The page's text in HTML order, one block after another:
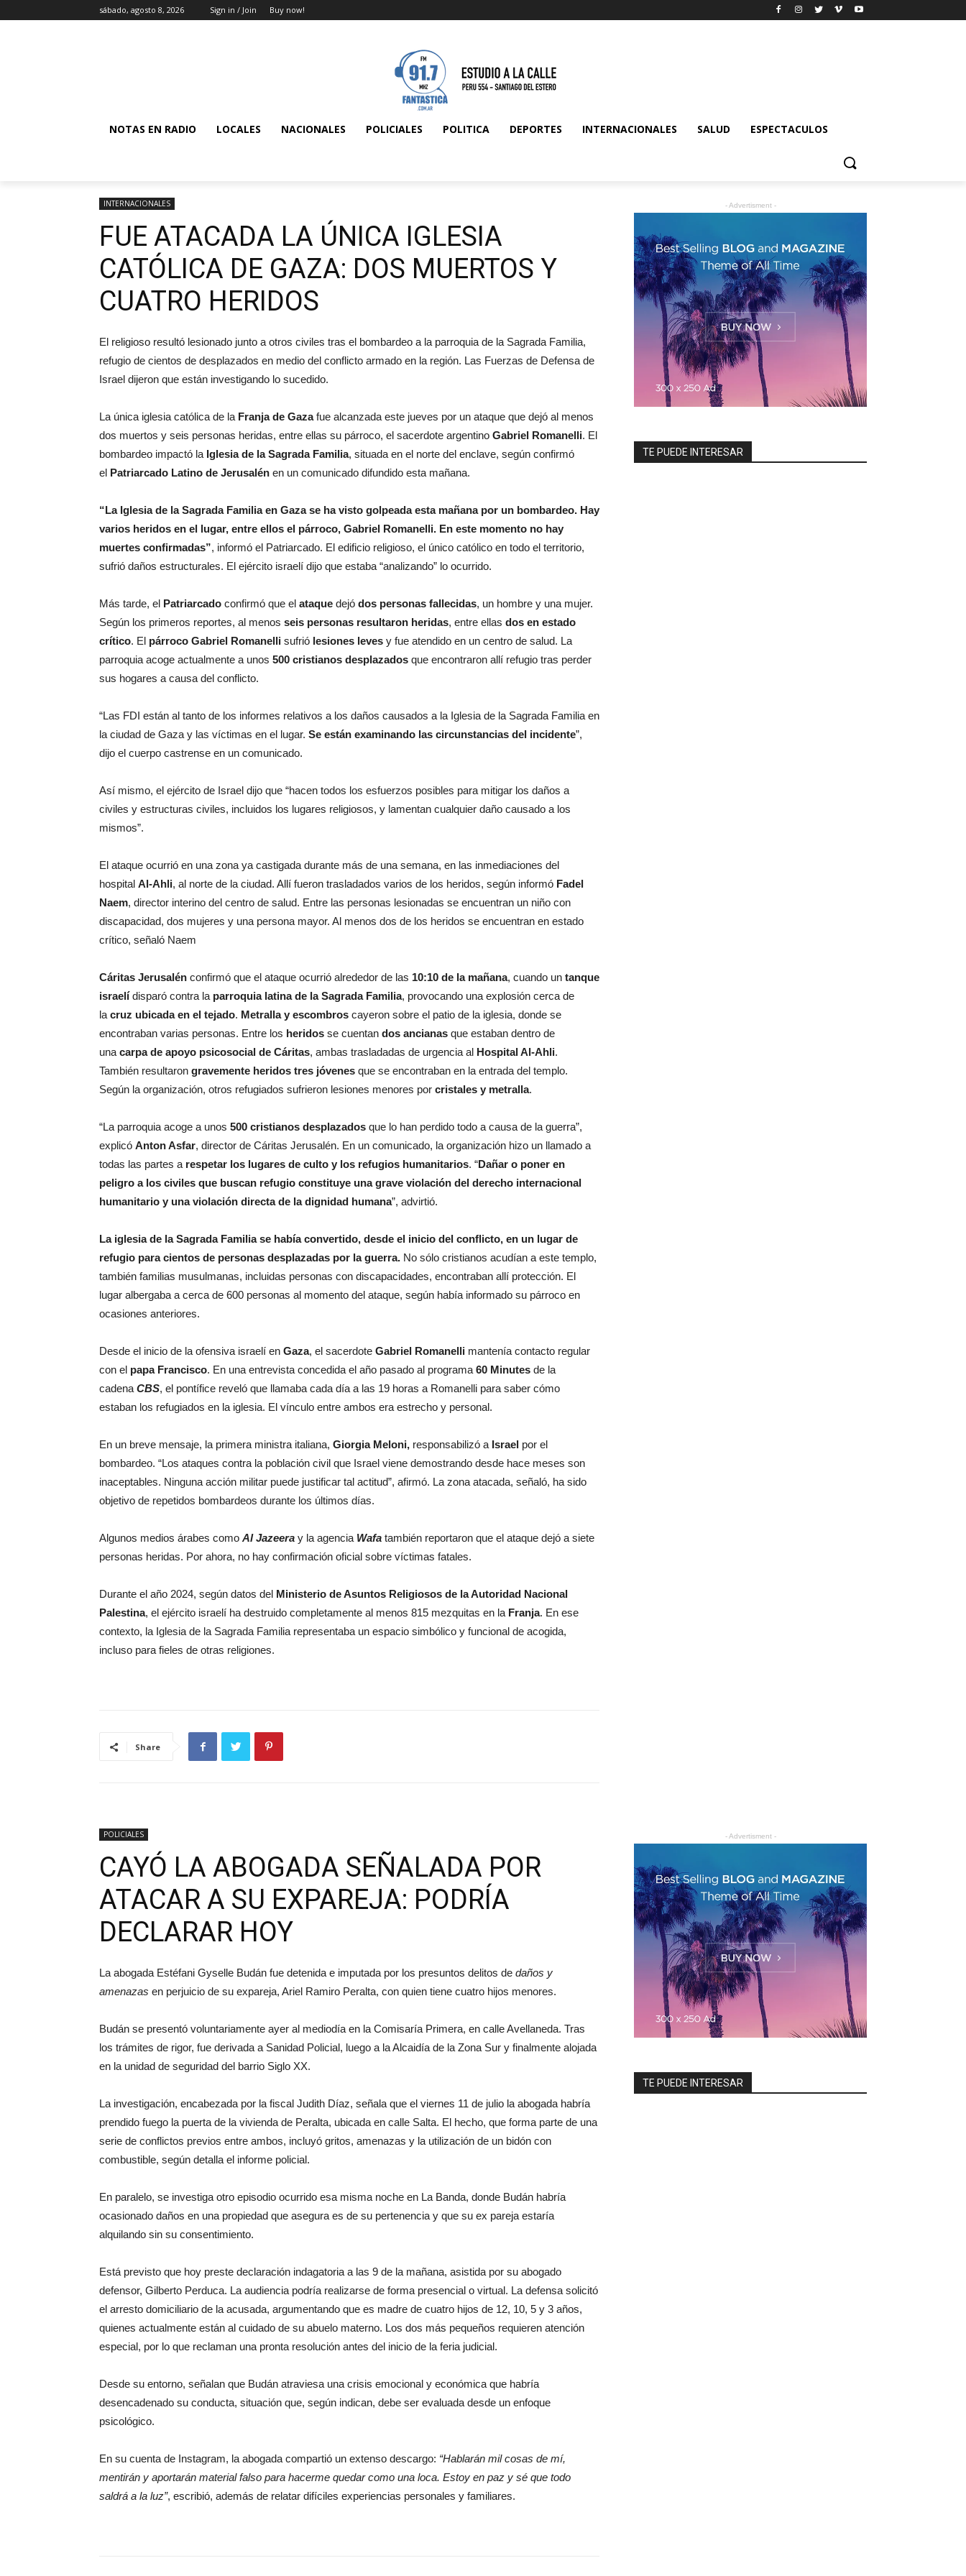
sábado, agosto 8, 2026 Sign in / Join Buy now!
NOTAS EN RADIO LOCALES NACIONALES POLICIALES POLITICA DEPORTES INTERNACIONALES SALUD ESPECTACULOS
INTERNACIONALES
FUE ATACADA LA ÚNICA IGLESIA
CATÓLICA DE GAZA: DOS MUERTOS Y
CUATRO HERIDOS
El religioso resultó lesionado junto a otros civiles tras el bombardeo a la parroquia de la Sagrada Familia,
refugio de cientos de desplazados en medio del conflicto armado en la región. Las Fuerzas de Defensa de
Israel dijeron que están investigando lo sucedido.
La única iglesia católica de la Franja de Gazafue alcanzada este jueves por un ataque que dejó al menos
dos muertos y seis personas heridas, entre ellas su párroco, el sacerdote argentino Gabriel Romanelli. El
bombardeo impactó la Iglesia de la Sagrada Familia, situada en el norte del enclave, según confirmó
el Patriarcado Latino de Jerusalén en un comunicado difundido esta mañana.
“La Iglesia de la Sagrada Familia en Gaza se ha visto golpeada esta mañana por un bombardeo. Hay
varios heridos en el lugar, entre ellos el párroco, Gabriel Romanelli. En este momento no hay
muertes confirmadas”, informó el Patriarcado. El edificio religioso, el único católico en todo el territorio,
sufrió daños estructurales. El ejército israelí dijo que estaba “analizando” lo ocurrido.
Más tarde, el Patriarcado confirmó que el ataque dejó dos personas fallecidas, un hombre y una mujer.
Según los primeros reportes, al menos seis personas resultaron heridas, entre ellas dos en estado
crítico. El párroco Gabriel Romanelli sufrió lesiones leves y fue atendido en un centro de salud. La
parroquia acoge actualmente a unos 500 cristianos desplazados que encontraron allí refugio tras perder
sus hogares a causa del conflicto.
“Las FDI están al tanto de los informes relativos a los daños causados a la Iglesia de la Sagrada Familia en
la ciudad de Gaza y las víctimas en el lugar. Se están examinando las circunstancias del incidente”,
dijo el cuerpo castrense en un comunicado.
Así mismo, el ejército de Israel dijo que “hacen todos los esfuerzos posibles para mitigar los daños a
civiles y estructuras civiles, incluidos los lugares religiosos, y lamentan cualquier daño causado a los
mismos”.
El ataque ocurrió en una zona ya castigada durante más de una semana, en las inmediaciones del
hospital Al-Ahli, al norte de la ciudad. Allí fueron trasladados varios de los heridos, según informó Fadel
Naem, director interino del centro de salud. Entre las personas lesionadas se encuentran un niño con
discapacidad, dos mujeres y una persona mayor. Al menos dos de los heridos se encuentran en estado
crítico, señaló Naem
Cáritas Jerusalén confirmó que el ataque ocurrió alrededor de las 10:10 de la mañana, cuando un tanque
israelídisparó contra la parroquia latina de la Sagrada Familia, provocando una explosión cerca de
la cruz ubicada en el tejado. Metralla y escombros cayeron sobre el patio de la iglesia, donde se
encontraban varias personas. Entre los heridos se cuentan dos ancianas que estaban dentro de
una carpa de apoyo psicosocial de Cáritas, ambas trasladadas de urgencia al Hospital Al-Ahli.
También resultaron gravemente heridos tres jóvenes que se encontraban en la entrada del templo.
Según la organización, otros refugiados sufrieron lesiones menores por cristales y metralla.
“La parroquia acoge a unos 500 cristianos desplazados que lo han perdido todo a causa de la guerra”,
explicó Anton Asfar, director de Cáritas Jerusalén. En un comunicado, la organización hizo un llamado a
todas las partes a respetar los lugares de culto y los refugios humanitarios. “Dañar o poner en
peligro a los civiles que buscan refugio constituye una grave violación del derecho internacional
humanitario y una violación directa de la dignidad humana”, advirtió.
La iglesia de la Sagrada Familia se había convertido, desde el inicio del conflicto, en un lugar de
refugio para cientos de personas desplazadas por la guerra. No sólo cristianos acudían a este templo,
también familias musulmanas, incluidas personas con discapacidades, encontraban allí protección. El
lugar albergaba a cerca de 600 personas al momento del ataque, según había informado su párroco en
ocasiones anteriores.
Desde el inicio de la ofensiva israelí en Gaza, el sacerdote Gabriel Romanelli mantenía contacto regular
con el papa Francisco. En una entrevista concedida el año pasado al programa 60 Minutes de la
cadena CBS, el pontífice reveló que llamaba cada día a las 19 horas a Romanelli para saber cómo
estaban los refugiados en la iglesia. El vínculo entre ambos era estrecho y personal.
En un breve mensaje, la primera ministra italiana, Giorgia Meloni, responsabilizó a Israel por el
bombardeo. “Los ataques contra la población civil que Israel viene demostrando desde hace meses son
inaceptables. Ninguna acción militar puede justificar tal actitud”, afirmó. La zona atacada, señaló, ha sido
objetivo de repetidos bombardeos durante los últimos días.
Algunos medios árabes como Al Jazeera y la agencia Wafa también reportaron que el ataque dejó a siete
personas heridas. Por ahora, no hay confirmación oficial sobre víctimas fatales.
Durante el año 2024, según datos del Ministerio de Asuntos Religiosos de la Autoridad Nacional
Palestina, el ejército israelí ha destruido completamente al menos 815 mezquitas en la Franja. En ese
contexto, la Iglesia de la Sagrada Familia representaba un espacio simbólico y funcional de acogida,
incluso para fieles de otras religiones.
Share
- Advertisment -
TE PUEDE INTERESAR